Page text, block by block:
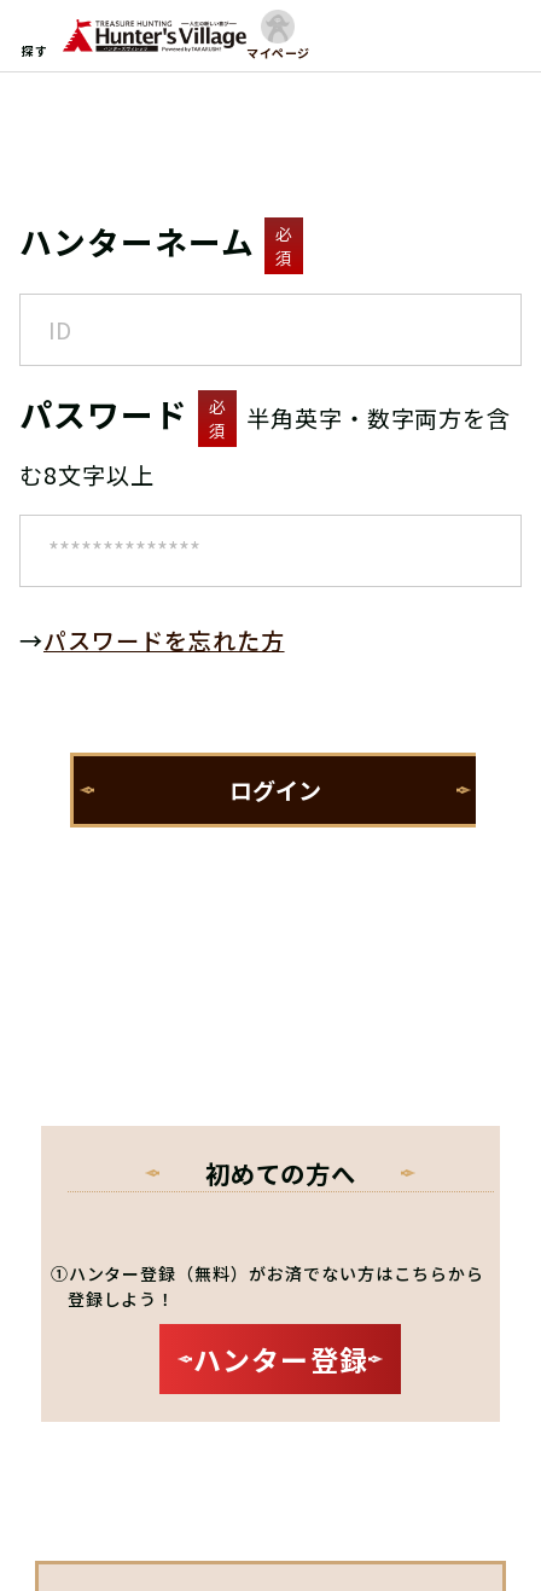
探す マイページ
ハンターネーム
必
須
パスワード
必
須
半角英字・数字両方を含
む8文字以上
→パスワードを忘れた方
初めての方へ
①ハンター登録（無料）がお済でない方はこちらから
登録しよう！
ハンター登録